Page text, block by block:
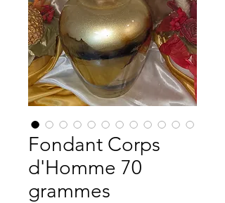
Fondant Corps
d'Homme 70
grammes